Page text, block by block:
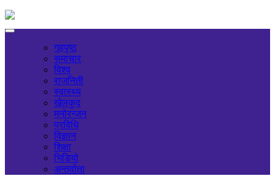
गृहपृष्ठ
समाचार
विश्व
राजनिती
स्वास्थ्य
खेलकुद
मनोरन्जन
प्रविधि
विज्ञान
शिक्षा
भिडियो
अन्तर्वाता